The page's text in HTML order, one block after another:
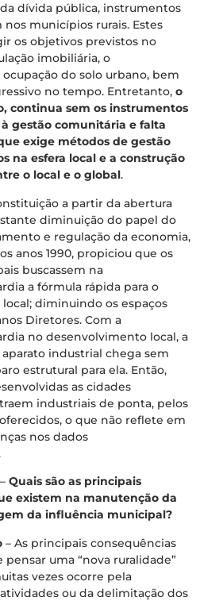
dívida pública, instrumentos
municípios rurais. Estes
os objetivos previstos no
imobiliária, o
do solo urbano, bem
no tempo. Entretanto, o
continua sem os instrumentos
gestão comunitária e falta
exige métodos de gestão
na esfera local e a construção
o local e o global.
a partir da abertura
diminuição do papel do
e regulação da economia,
anos 1990, propiciou que os
buscassem na
a fórmula rápida para o
diminuindo os espaços
Diretores. Com a
no desenvolvimento local, a
industrial chega sem
estrutural para ela. Então,
as cidades
industriais de ponta, pelos
o que não reflete em
nos dados
– Quais são as principais
existem na manutenção da
da influência municipal?
– As principais consequências
uma “nova ruralidade”
vezes ocorre pela
ou da delimitação dos